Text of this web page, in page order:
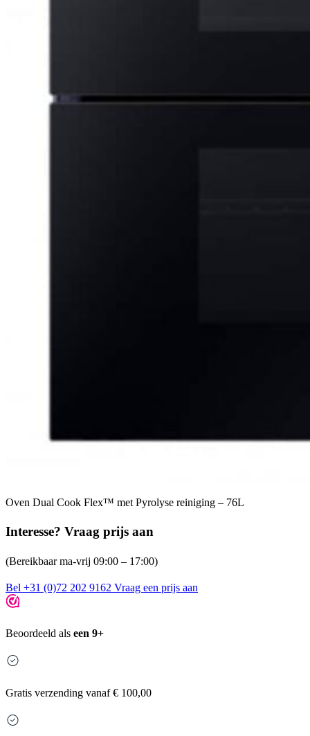
Oven Dual Cook Flex™ met Pyrolyse reiniging – 76L
Interesse? Vraag prijs aan
(Bereikbaar ma-vrij 09:00 – 17:00)
Bel +31 (0)72 202 9162 Vraag een prijs aan
Beoordeeld als een 9+
Gratis verzending vanaf € 100,00